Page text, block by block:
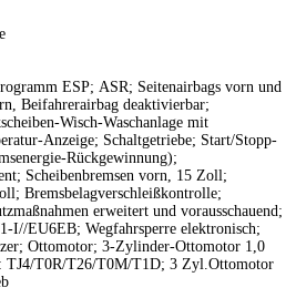
ESP; ASR; Seitenairbags vorn und
Beifahrerairbag deaktivierbar;
Wisch-Waschanlage mit
Anzeige; Schaltgetriebe; Start/Stopp-
Rückgewinnung);
Scheibenbremsen vorn, 15 Zoll;
Bremsbelagverschleißkontrolle;
erweitert und vorausschauend;
I//EU6EB; Wegfahrsperre elektronisch;
Ottomotor; 3-Zylinder-Ottomotor 1,0
T0R/T26/T0M/T1D; 3 Zyl.Ottomotor